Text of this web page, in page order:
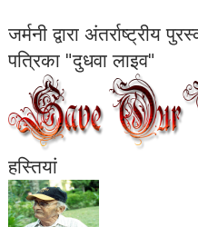
जर्मनी द्वारा अंतर्राष्ट्रीय
पत्रिका "दुधवा लाइव"
हस्तियां